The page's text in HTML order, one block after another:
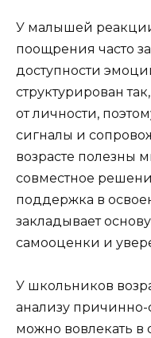
У малышей
поощрения часто
доступности
структурирован
от личности,
сигналы и
возрасте полезны
совместное
поддержка в
закладывает
самооценки и
У школьников
анализу причинно-
можно вовлекать в